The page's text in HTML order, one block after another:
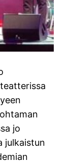
jo
julkaistun